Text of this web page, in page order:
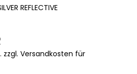
REFLECTIVE
zzgl. Versandkosten für